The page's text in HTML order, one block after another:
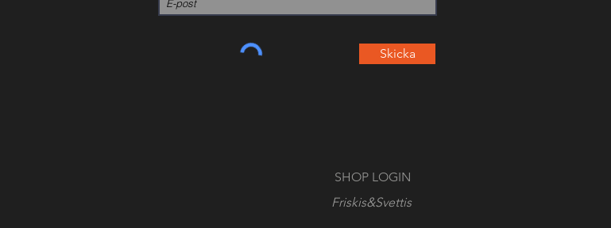
Skicka
SHOP LOGIN
Friskis&Svettis